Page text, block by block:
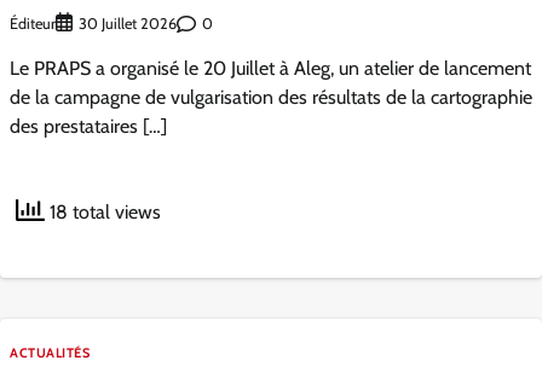
Éditeur 30 Juillet 2026 0
Le PRAPS a organisé le 20 Juillet à Aleg, un atelier de lancement
de la campagne de vulgarisation des résultats de la cartographie
des prestataires […]
18 total views
ACTUALITÉS